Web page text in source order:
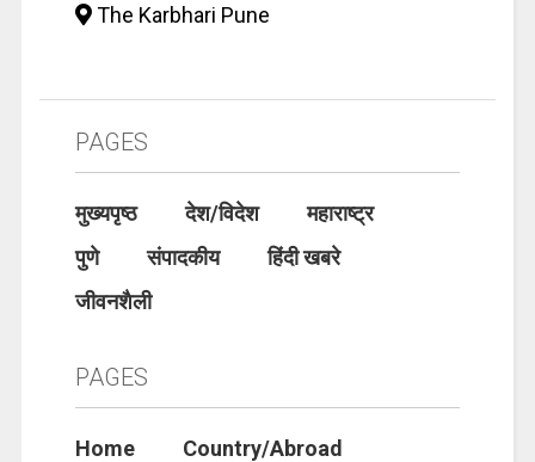
The Karbhari Pune
PAGES
मुख्यपृष्ठ देश/विदेश
महाराष्ट्र
पुणे
संपादकीय
हिंदी खबरे
जीवनशैली
PAGES
Home
Country/Abroad